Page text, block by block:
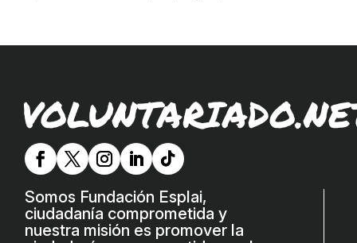
Somos Fundación Esplai,
ciudadanía comprometida y
nuestra misión es promover la
ACCIÓ SOCIAL I JOVES
ESPLAIS